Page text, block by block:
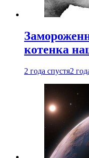
котенка
2 года спустя2